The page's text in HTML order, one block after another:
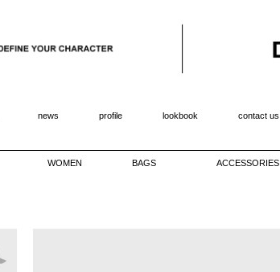
news profile lookbook contact us
WOMEN BAGS ACCESSORIES